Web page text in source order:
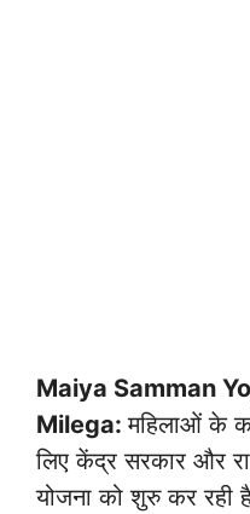
Maiya Samman
Milega:महिलाओं के
लिए केंद्र सरकार और
योजना को शुरु कर रही